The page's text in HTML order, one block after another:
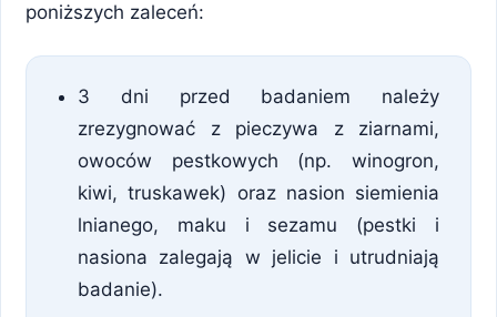
poniższych zaleceń:
3 dni przed badaniem należy
zrezygnować z pieczywa z ziarnami,
owoców pestkowych (np. winogron,
kiwi, truskawek) oraz nasion siemienia
lnianego, maku i sezamu (pestki i
nasiona zalegają w jelicie i utrudniają
badanie).